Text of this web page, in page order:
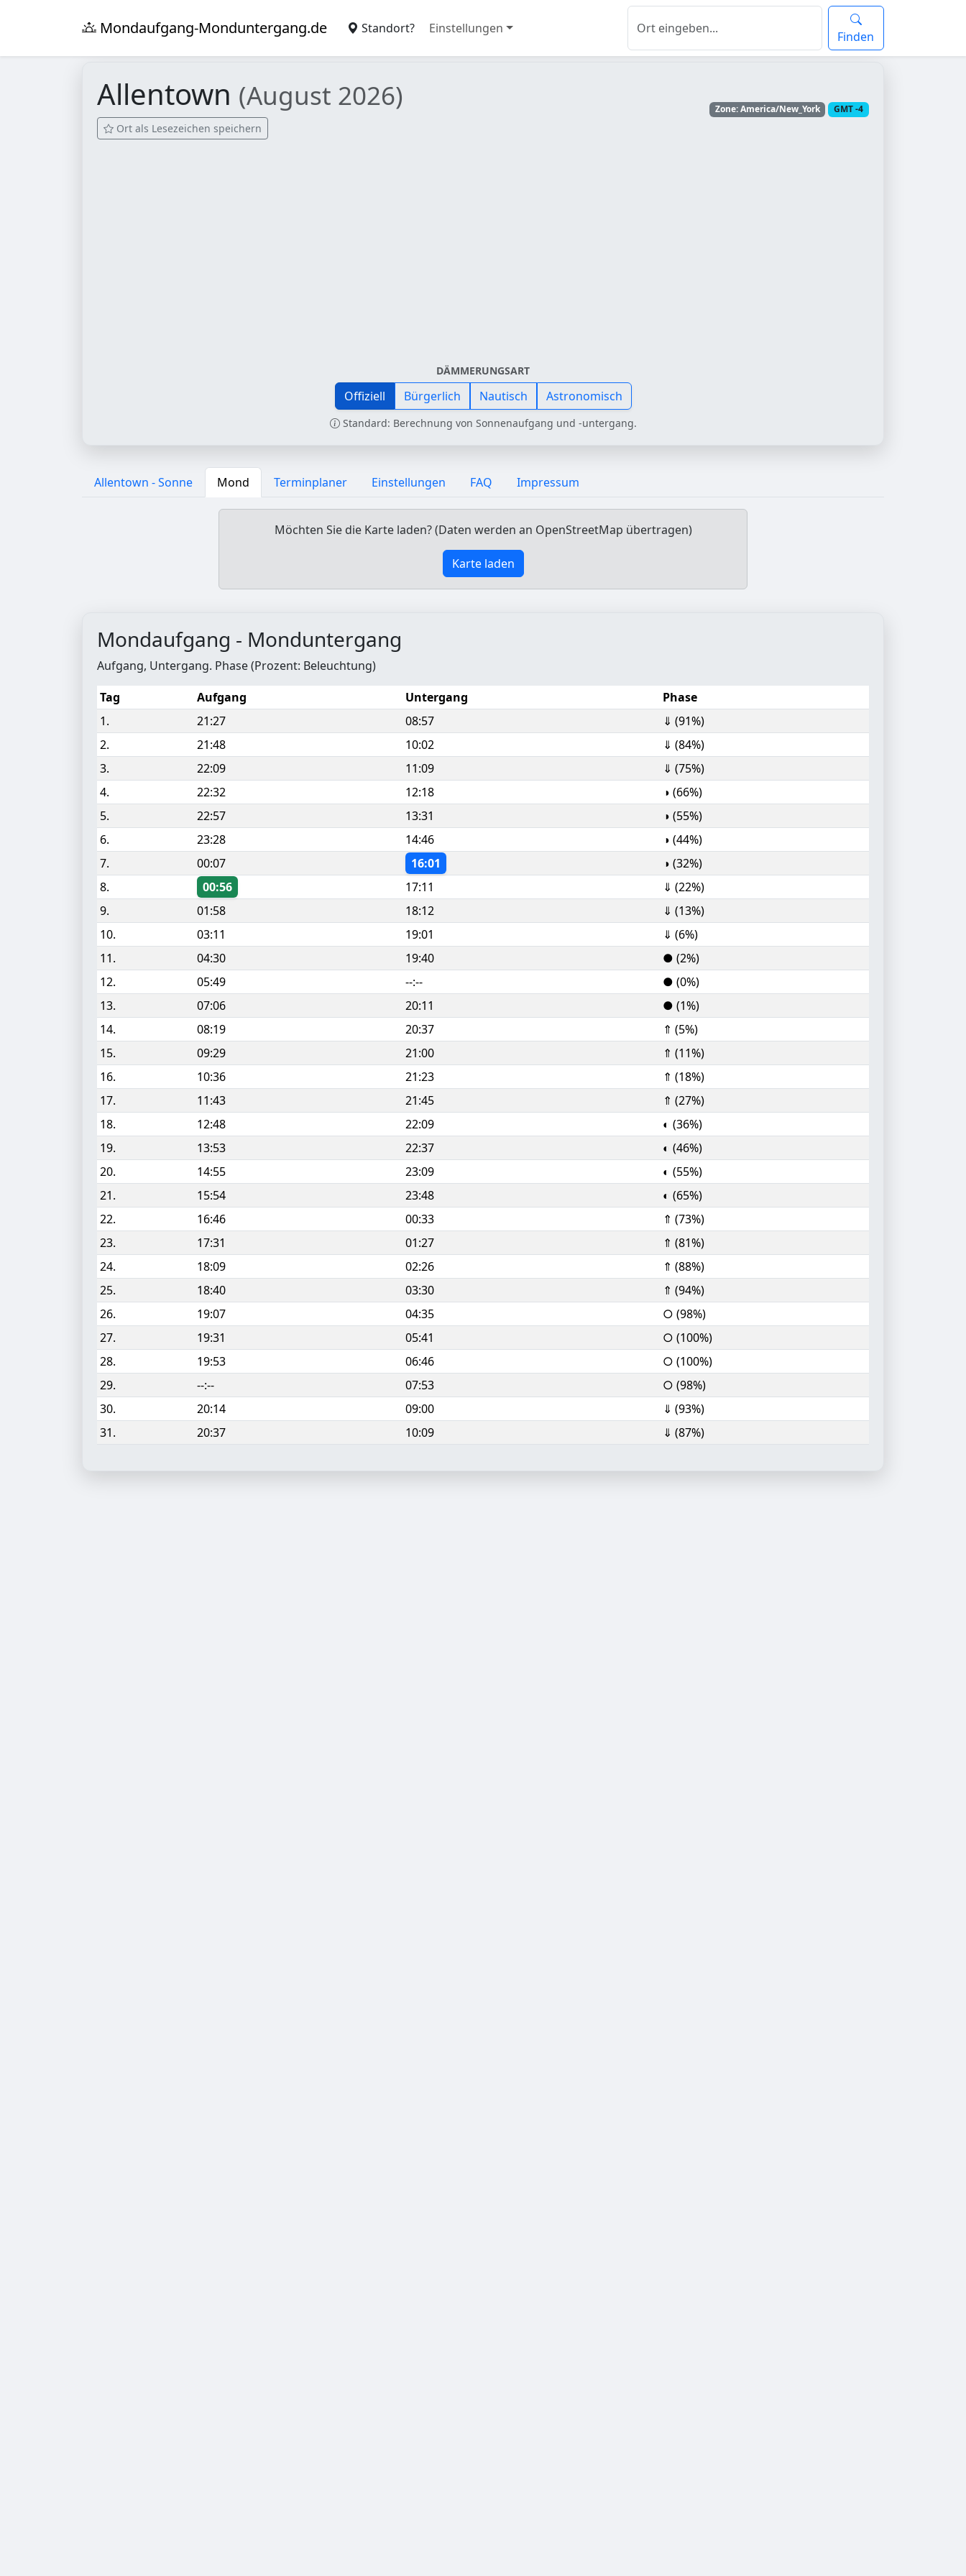
Mondaufgang-Monduntergang.de Standort? Einstellungen
Finden
Allentown (August 2026)
Ort als Lesezeichen speichern
Zone: America/New_York GMT -4
DÄMMERUNGSART
Offiziell Bürgerlich Nautisch Astronomisch
Standard: Berechnung von Sonnenaufgang und -untergang.
Allentown - Sonne Mond Terminplaner Einstellungen FAQ Impressum
Möchten Sie die Karte laden? (Daten werden an OpenStreetMap übertragen)
Karte laden
Mondaufgang - Monduntergang
Aufgang, Untergang. Phase (Prozent: Beleuchtung)
Tag
Aufgang Untergang
Phase
1.
21:27 08:57
⇓ (91%)
2.
21:48 10:02
⇓ (84%)
3.
22:09 11:09
⇓ (75%)
4.
22:32 12:18
◑ (66%)
5.
22:57 13:31
◑ (55%)
6.
23:28 14:46
◑ (44%)
7.
00:07 16:01
◑ (32%)
8.
00:56 17:11
⇓ (22%)
9.
01:58 18:12
⇓ (13%)
10.
03:11 19:01
⇓ (6%)
11.
04:30 19:40
● (2%)
12.
05:49 --:--
● (0%)
13.
07:06 20:11
● (1%)
14.
08:19 20:37
⇑ (5%)
15.
09:29 21:00
⇑ (11%)
16.
10:36 21:23
⇑ (18%)
17.
11:43 21:45
⇑ (27%)
18.
12:48 22:09
◐ (36%)
19.
13:53 22:37
◐ (46%)
20.
14:55 23:09
◐ (55%)
21.
15:54 23:48
◐ (65%)
22.
16:46 00:33
⇑ (73%)
23.
17:31 01:27
⇑ (81%)
24.
18:09 02:26
⇑ (88%)
25.
18:40 03:30
⇑ (94%)
26.
19:07 04:35
○ (98%)
27.
19:31 05:41
○ (100%)
28.
19:53 06:46
○ (100%)
29.
--:-- 07:53
○ (98%)
30.
20:14 09:00
⇓ (93%)
31.
20:37 10:09 ⇓ (87%)